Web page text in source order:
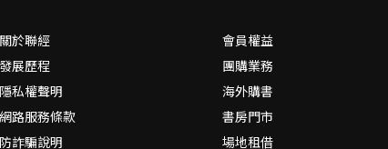
於聯經
展歷程
私權聲明
路服務條款
詐騙說明
會員權益
團購業務
海外購書
書房門市
場地租借